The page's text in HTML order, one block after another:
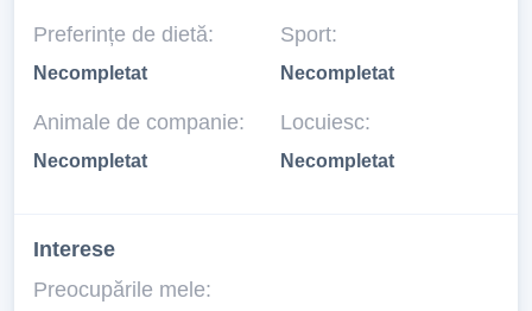
Preferințe de dietă:
Necompletat
Sport:
Necompletat
Animale de companie:
Necompletat
Locuiesc:
Necompletat
Interese
Preocupările mele: